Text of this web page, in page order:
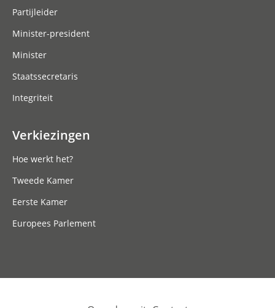
Partijleider
Minister-president
Minister
Staatssecretaris
Integriteit
Verkiezingen
Hoe werkt het?
Tweede Kamer
Eerste Kamer
Europees Parlement